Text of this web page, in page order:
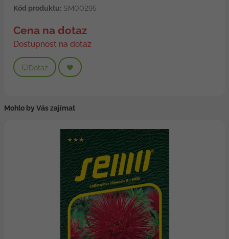
Kód produktu:SM00295
Cena na dotaz
Dostupnost na dotaz
Dotaz
Mohlo by Vás zajímat